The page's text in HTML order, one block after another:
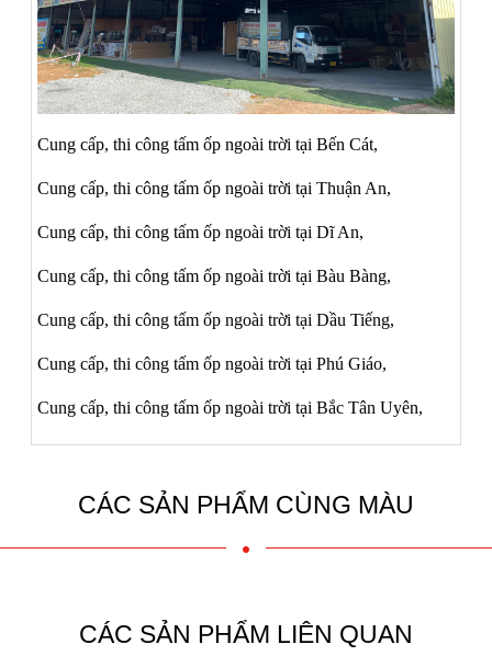
Cung cấp, thi công tấm ốp ngoài trời tại Bến Cát,
Cung cấp, thi công tấm ốp ngoài trời tại Thuận An,
Cung cấp, thi công tấm ốp ngoài trời tại Dĩ An,
Cung cấp, thi công tấm ốp ngoài trời tại Bàu Bàng,
Cung cấp, thi công tấm ốp ngoài trời tại Dầu Tiếng,
Cung cấp, thi công tấm ốp ngoài trời tại Phú Giáo,
Cung cấp, thi công tấm ốp ngoài trời tại Bắc Tân Uyên,
CÁC SẢN PHẨM CÙNG MÀU
CÁC SẢN PHẨM LIÊN QUAN